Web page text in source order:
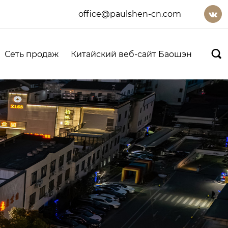
office@paulshen-cn.com 
Сеть продаж Китайский веб-сайт Баошэн 